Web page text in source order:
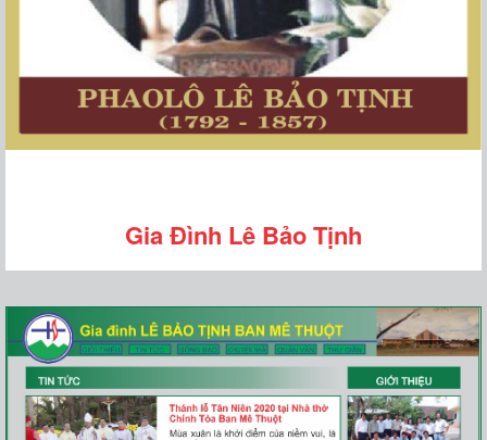
Gia Đình Lê Bảo Tịnh